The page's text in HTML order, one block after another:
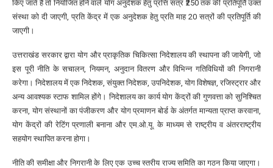
किए जाते है तो नियोजित होने वाले योग अनुदेशक हेतु प्रत्ति सत्र ₹250 तक की प्रतिपूर्ति उक्त
संस्था को दी जाएगी, प्रति केंद्र में एक अनुदेशक हेतु प्रति माह 20 सत्रों की प्रतिपूर्ति की
जाएगी।
उत्तराखंड सरकार द्वारा योग और प्राकृतिक चिकित्सा निदेशालय की स्थापना की जायेगी, जो
इस पूरी नीति के सचालन, नियमन, अनुदान वितरण और विभिन्न गतिविधियों की निगरानी
करेगा। निदेशालय में एक निदेशक, संयुक्त निदेशक, उपनिदेशक, योग विशेषज्ञ, रजिस्ट्रार और
अन्य आवश्यक स्टाफ शामिल होंगे। निदेशालय का कार्य योग केंद्रों की गुणवत्ता को सुनिश्चित
करना, योग संस्थानों का पंजीकरण और योग प्रमाणन बोर्ड के अंतर्गत मान्यता प्राप्त करवाना,
योग केंद्रों की रेटिंग प्रणाली बनाना और एम.ओ.यू. के माध्यम से राष्ट्रीय व अंतरराष्ट्रीय
सहयोग स्थापित करना होगा।
नीति की समीक्षा और निगरानी के लिए एक उच्च स्तरीय राज्य समिति का गठन किया जाएगा।